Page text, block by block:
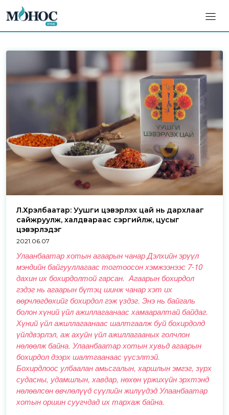
Л.Хүрэлбаатар: Уушги цэвэрлэх цай нь дархлааг
сайжруулж, халдвараас сэргийлж, цусыг
цэвэрлэдэг
2021.06.07
Улаанбаатар хотын агаарын чанар Дэлхийн эрүүл
мэндийн байгууллагаас тогтоосон хэмжээнээс 7-10
дахин их бохирдолтой гарсан. Агаарын бохирдол
гэдэг нь агаарын бүтэц шинж чанар хэт их
өөрчлөгдөхийг бохирдол гэж үздэг. Энэ нь байгаль
болон хүний үйл ажиллагаанаас хамааралтай байдаг.
Хүний үйл ажиллагаанаас шалтгаалж буй бохирдолд
үйлдвэрлэл, аж ахуйн үйл ажиллагааных голчлон
нөлөөлж байна. Улаанбаатар хотын хувьд агаарын
бохирдол дээрх шалтгаанаас үүсэлтэй.
Бохирдлоос улбаалан амьсгалын, харшлын эмгэг, зүрх
судасны, удамшлын, хавдар, нөхөн үржихүйн эрхтэнд
нөлөөлсөн өвчлөлүүд сүүлийн жилүүдэд Улаанбаатар
хотын оршин суугчдад их тархаж байна.